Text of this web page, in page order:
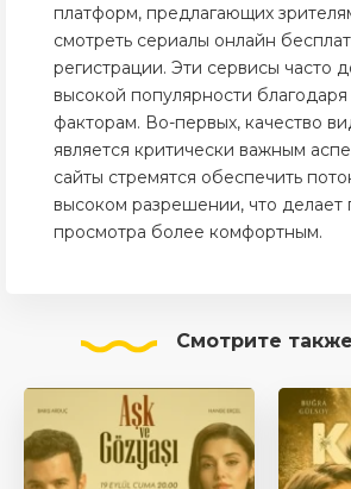
платформ, предлагающих
смотреть сериалы онлайн
регистрации. Эти сервисы часто
высокой популярности
факторам. Во-первых, качество
является критически важным
сайты стремятся обеспечить
высоком разрешении, что делает
просмотра более комфортным.
Смотрите